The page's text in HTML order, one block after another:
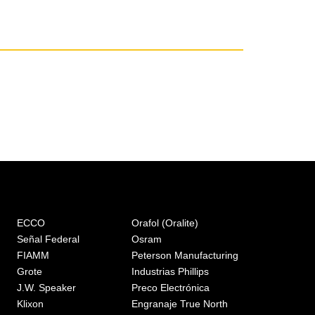
ECCO
Señal Federal
FIAMM
Grote
J.W. Speaker
Klixon
Orafol (Oralite)
Osram
Peterson Manufacturing
Industrias Phillips
Preco Electrónica
Engranaje True North